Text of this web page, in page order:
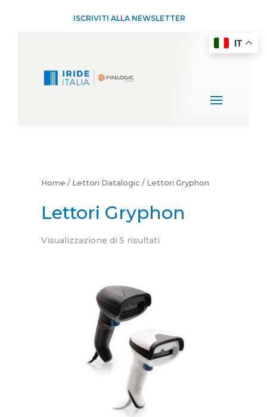
ISCRIVITI ALLA NEWSLETTER
Home / Lettori Datalogic / Lettori Gryphon
Lettori Gryphon
Visualizzazione di 5 risultati
IT